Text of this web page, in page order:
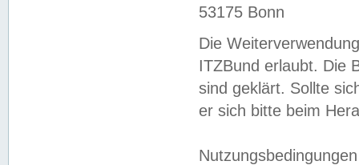
53175 Bonn
Die
ITZBund erlaubt. Die
sind geklärt. Sollte
er sich bitte beim